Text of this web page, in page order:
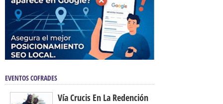
EVENTOS COFRADES
Vía Crucis En La Redención